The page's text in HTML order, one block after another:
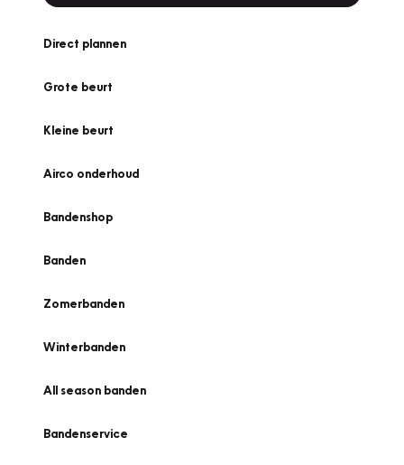
Direct plannen
Grote beurt
Kleine beurt
Airco onderhoud
Bandenshop
Banden
Zomerbanden
Winterbanden
All season banden
Bandenservice